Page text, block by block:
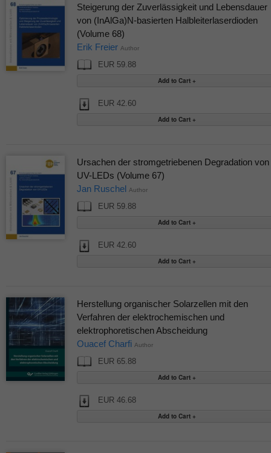
Steigerung der Zuverlässigkeit und Lebensdauer
von (InAlGa)N-basierten Halbleiterlaserdioden
(Volume 68)
Erik Freier Author
EUR 59.88
EUR 42.60
Ursachen der stromgetriebenen Degradation von
UV-LEDs (Volume 67)
Jan Ruschel Author
EUR 59.88
EUR 42.60
Herstellung organischer Solarzellen mit den
Verfahren der elektrochemischen und
elektrophoretischen Abscheidung
Ouacef Charfi Author
EUR 65.88
EUR 46.68